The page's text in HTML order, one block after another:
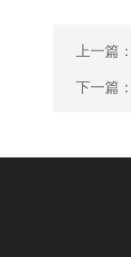
上一篇
下一篇